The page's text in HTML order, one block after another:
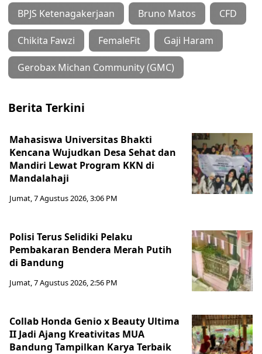
BPJS Ketenagakerjaan Bruno Matos CFD
Chikita Fawzi FemaleFit Gaji Haram
Gerobax Michan Community (GMC)
Berita Terkini
Mahasiswa Universitas Bhakti
Kencana Wujudkan Desa Sehat dan
Mandiri Lewat Program KKN di
Mandalahaji
Jumat, 7 Agustus 2026, 3:06 PM
Polisi Terus Selidiki Pelaku
Pembakaran Bendera Merah Putih
di Bandung
Jumat, 7 Agustus 2026, 2:56 PM
Collab Honda Genio x Beauty Ultima
II Jadi Ajang Kreativitas MUA
Bandung Tampilkan Karya Terbaik